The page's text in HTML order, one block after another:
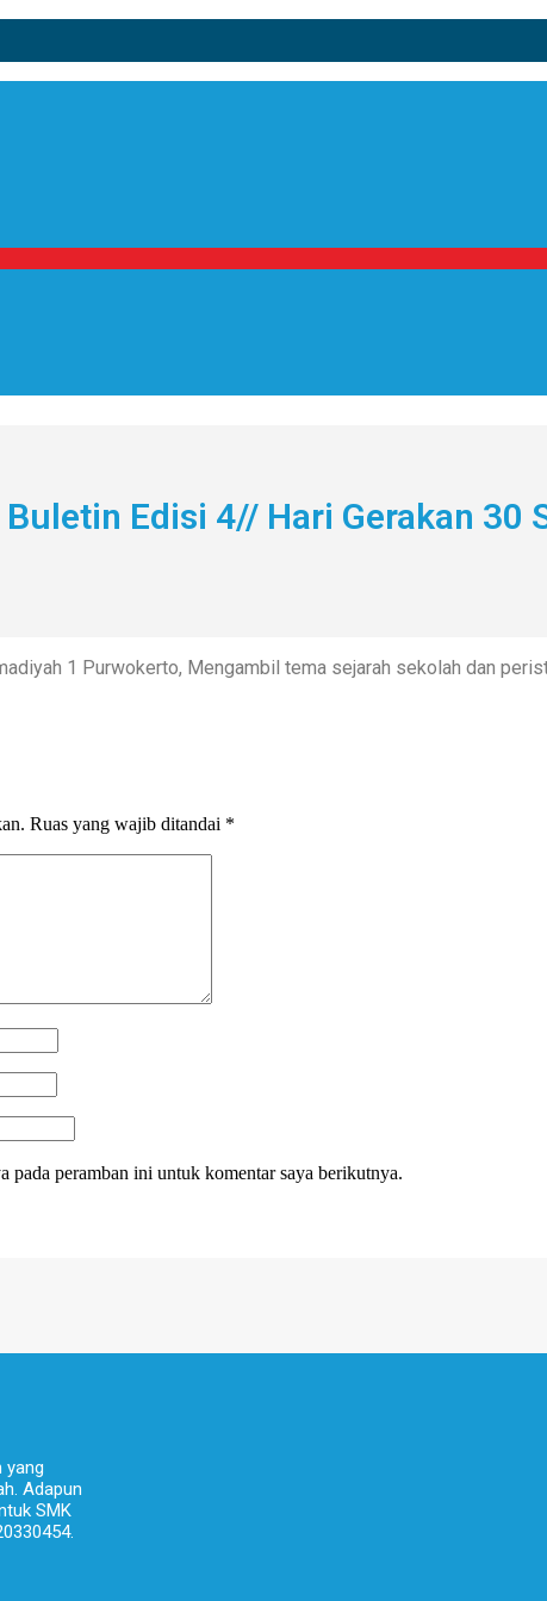
Buletin Edisi 4// Hari Gerakan 30
1 Purwokerto, Mengambil tema sejarah sekolah dan
Ruas yang wajib ditandai *
pada peramban ini untuk komentar saya berikutnya.
yang
Adapun
SMK